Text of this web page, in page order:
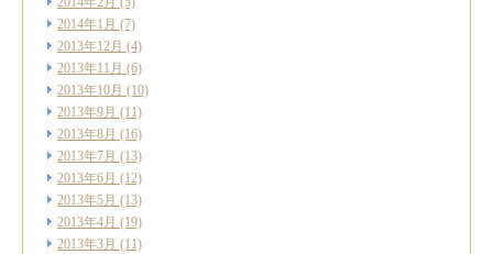
2014年1月 (7)
2013年12月 (4)
2013年11月 (6)
2013年10月 (10)
2013年9月 (11)
2013年8月 (16)
2013年7月 (13)
2013年6月 (12)
2013年5月 (13)
2013年4月 (19)
2013年3月 (11)